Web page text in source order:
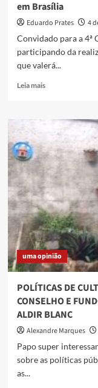
em Brasília
Eduardo Prates 4
Convidado para a 4ª
participando da
que valerá...
Leia maisRead
Caxias
na
4ª
Conferência
Nacional
de
Cultura,
em
Brasília
uma opinião
POLÍTICAS DE
CONSELHO E
ALDIR BLANC
Alexandre Marques
Papo super
sobre as políticas
as...